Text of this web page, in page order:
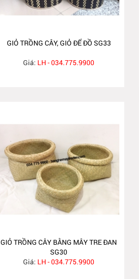
GIỎ TRỒNG CÂY, GIỎ ĐỂ ĐỒ SG33
Giá: LH - 034.775.9900
GIỎ TRỒNG CÂY BẰNG MÂY TRE ĐAN
SG30
Giá: LH - 034.775.9900